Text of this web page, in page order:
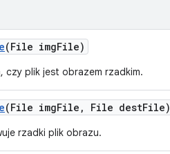
(File imgFile)
czy plik jest obrazem rzadkim.
(File imgFile , File destFile)
rzadki plik obrazu.